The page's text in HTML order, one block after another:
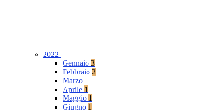
2022
Gennaio 3
Febbraio 2
Marzo
Aprile 1
Maggio 1
Giugno 1